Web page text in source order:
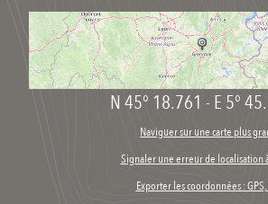
N 45° 18.761 - E 5°
Naviguer sur une carte plus
Signaler une erreur de localisation
Exporter les coordonnées :